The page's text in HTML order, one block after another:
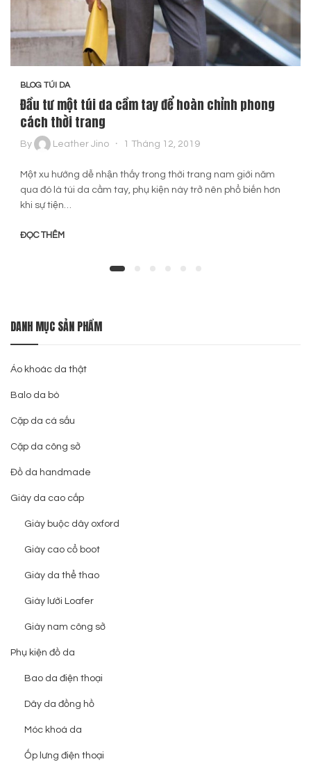
BLOG TÚI DA
Đầu tư một túi da cầm tay để hoàn chỉnh phong
cách thời trang
By Leather Jino 1 Tháng 12, 2019
Một xu hướng dễ nhận thấy trong thời trang nam giới năm
qua đó là túi da cầm tay, phụ kiện này trở nên phổ biến hơn
khi sự tiện…
ĐỌC THÊM
DANH MỤC SẢN PHẨM
Áo khoác da thật
Balo da bò
Cặp da cá sấu
Cặp da công sở
Đồ da handmade
Giày da cao cấp
Giày buộc dây oxford
Giày cao cổ boot
Giày da thể thao
Giày lười Loafer
Giày nam công sở
Phụ kiện đồ da
Bao da điện thoại
Dây da đồng hồ
Móc khoá da
Ốp lưng điện thoại